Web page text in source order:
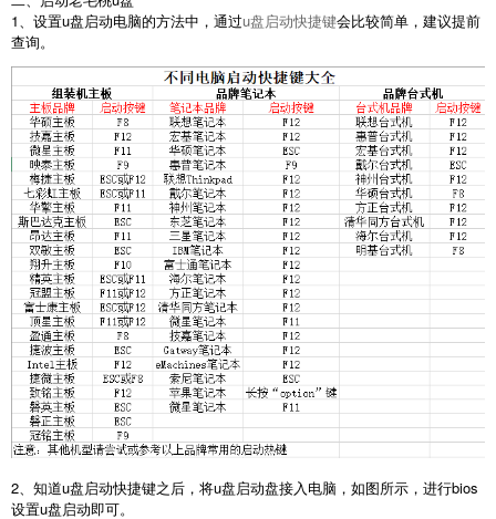
1、设置u盘启动电脑的方法中，通过u盘启动快捷键会比较简单，建议提前
查询。
2、知道u盘启动快捷键之后，将u盘启动盘接入电脑，如图所示，进行bios
设置u盘启动即可。